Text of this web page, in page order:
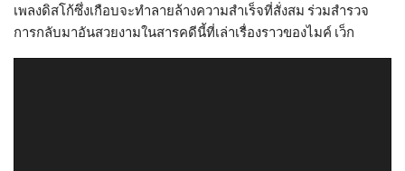
เพลงดิสโก้ซึ่งเกือบจะทำลายล้างความสำเร็จที่สั่งสม ร่วมสำรวจ
การกลับมาอันสวยงามในสารคดีนี้ที่เล่าเรื่องราวของไมค์ เว็ก